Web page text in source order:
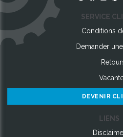
SERVICE
Conditions
Demander
DEVENIR
LIENS